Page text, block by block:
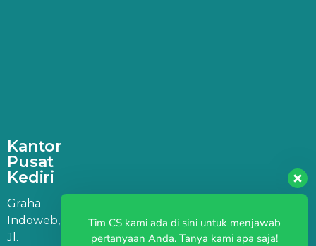
Kantor
Pusat
Kediri
Graha
Indoweb,
Jl.
Tim CS kami ada di sini untuk menjawab
pertanyaan Anda. Tanya kami apa saja!